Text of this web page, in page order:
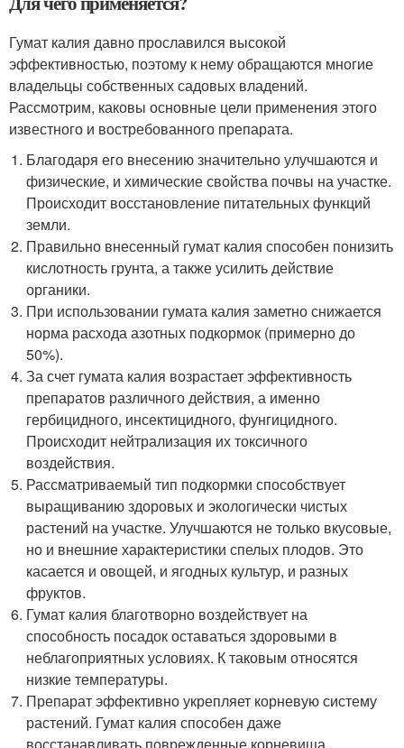
Гумат калия давно прославился высокой
эффективностью, поэтому к нему обращаются многие
владельцы собственных садовых владений.
Рассмотрим, каковы основные цели применения этого
известного и востребованного препарата.
Благодаря его внесению значительно улучшаются и
физические, и химические свойства почвы на участке.
Происходит восстановление питательных функций
земли.
Правильно внесенный гумат калия способен понизить
кислотность грунта, а также усилить действие
органики.
При использовании гумата калия заметно снижается
норма расхода азотных подкормок (примерно до
50%).
За счет гумата калия возрастает эффективность
препаратов различного действия, а именно
гербицидного, инсектицидного, фунгицидного.
Происходит нейтрализация их токсичного
воздействия.
Рассматриваемый тип подкормки способствует
выращиванию здоровых и экологически чистых
растений на участке. Улучшаются не только вкусовые,
но и внешние характеристики спелых плодов. Это
касается и овощей, и ягодных культур, и разных
фруктов.
Гумат калия благотворно воздействует на
способность посадок оставаться здоровыми в
неблагоприятных условиях. К таковым относятся
низкие температуры.
Препарат эффективно укрепляет корневую систему
растений. Гумат калия способен даже